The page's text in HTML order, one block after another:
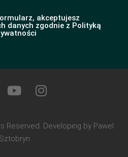
akceptujesz
danych zgodnie z Polityką
Reserved. Developing by Pawel
Sztobryn